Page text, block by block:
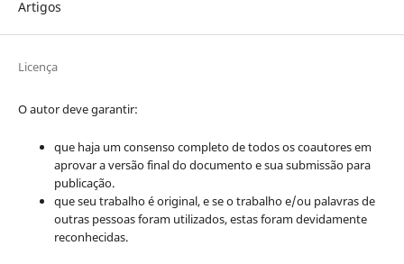
Artigos
Licença
O autor deve garantir:
que haja um consenso completo de todos os coautores em
aprovar a versão final do documento e sua submissão para
publicação.
que seu trabalho é original, e se o trabalho e/ou palavras de
outras pessoas foram utilizados, estas foram devidamente
reconhecidas.